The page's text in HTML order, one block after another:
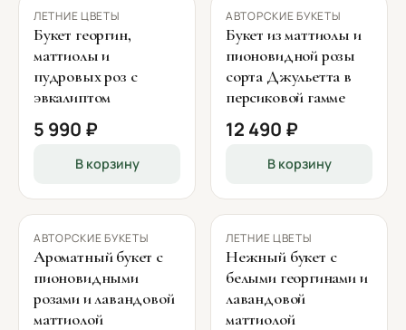
ЛЕТНИЕ ЦВЕТЫ
Букет георгин,
маттиолы и
пудровых роз с
эвкалиптом
5 990 ₽
В корзину
АВТОРСКИЕ БУКЕТЫ
Букет из маттиолы и
пионовидной розы
сорта Джульетта в
персиковой гамме
12 490 ₽
В корзину
АВТОРСКИЕ БУКЕТЫ
Ароматный букет с
пионовидными
розами и лавандовой
маттиолой
ЛЕТНИЕ ЦВЕТЫ
Нежный букет с
белыми георгинами и
лавандовой
маттиолой